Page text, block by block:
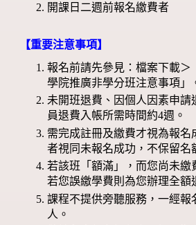
開課日二週前報名繳費者
【重要注意事項】
報名前請先參見：檔案下載＞
學院推廣非學分班注意事項」
未開班退費、因個人因素申請
員退費入帳所需時間約4週。
需完成註冊及繳費才視為報名
者視同未報名成功，不保留名
若該班「額滿」，而您尚未繳
若您誤繳學費則為您辦理全額
課程不提供旁聽服務，一經報
人。